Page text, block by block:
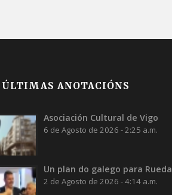
ÚLTIMAS ANOTACIÓNS
Asociación Cultural de Vigo
6 de Agosto de 2026 - 2:25 a.m.
Un plan do galego para Rueda
2 de Agosto de 2026 - 4:14 a.m.